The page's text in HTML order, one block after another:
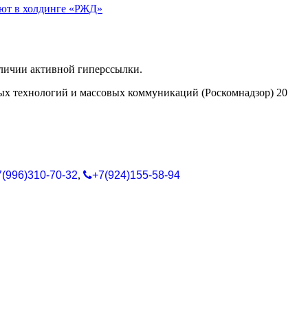
в холдинге «РЖД»
активной гиперссылки.
технологий и массовых коммуникаций (Роскомнадзор) 20
70-32, +7(924)155-58-94